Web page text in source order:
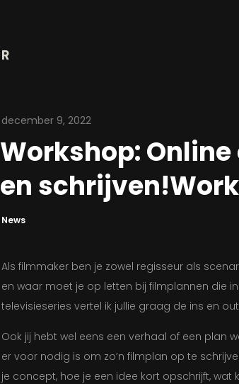
december 9, 2022
Workshop:
en
News
Als filmmaker ben je zowel regisseur als
en waar moet je op letten bij filmplannen die
televisieseries vertel ik jullie graag de ins en
Ook jij hebt wel eens een verhaal of een plan
er voor nodig is om zo’n filmplan op te
je concept, hoe je een idee kort opschrijft, wat